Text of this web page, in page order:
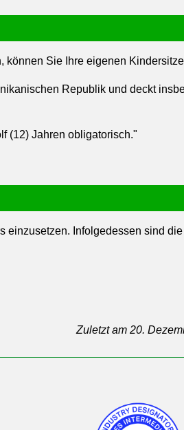
können Sie Ihre eigenen
Republik und deckt
(12) Jahren obligatorisch."
einzusetzen. Infolgedessen sind
Zuletzt am 20.